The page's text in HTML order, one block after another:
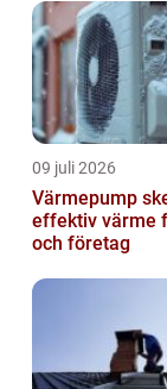
09 juli 2026
Värmepump
effektiv värme
och företag